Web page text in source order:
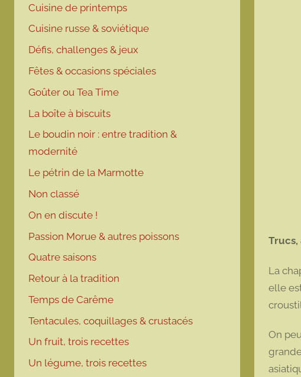
Trucs,
La
elle
On
Cuisine de printemps
Cuisine russe & soviétique
Défis, challenges & jeux
Fêtes & occasions spéciales
Goûter ou Tea Time
La boîte à biscuits
Le boudin noir : entre tradition &
modernité
Le pétrin de la Marmotte
Non classé
On en discute !
Passion Morue & autres poissons
Quatre saisons
Retour à la tradition
Temps de Carême
Tentacules, coquillages & crustacés
Un fruit, trois recettes
Un légume, trois recettes